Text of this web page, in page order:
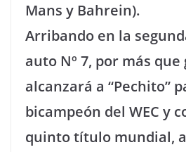
Mans y Bahrein).
Arribando en la
auto Nº 7, por más que
alcanzará a “Pechito”
bicampeón del WEC y
quinto título mundial,